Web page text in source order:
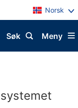
Norsk
Meny
Søk